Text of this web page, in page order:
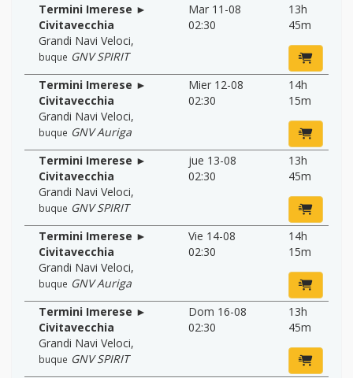
Termini Imerese ►
Civitavecchia
Grandi Navi Veloci,
buque GNV SPIRIT
Mar 11-08
02:30
13h
45m
Termini Imerese ►
Civitavecchia
Grandi Navi Veloci,
buque GNV Auriga
Mier 12-08
02:30
14h
15m
Termini Imerese ►
Civitavecchia
Grandi Navi Veloci,
buque GNV SPIRIT
jue 13-08
02:30
13h
45m
Termini Imerese ►
Civitavecchia
Grandi Navi Veloci,
buque GNV Auriga
Vie 14-08
02:30
14h
15m
Termini Imerese ►
Civitavecchia
Grandi Navi Veloci,
buque GNV SPIRIT
Dom 16-08
02:30
13h
45m